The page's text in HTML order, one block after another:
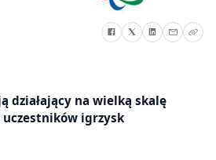
działający na wielką skalę
igrzysk